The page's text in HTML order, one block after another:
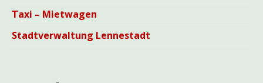
Taxi – Mietwagen
Stadtverwaltung Lennestadt